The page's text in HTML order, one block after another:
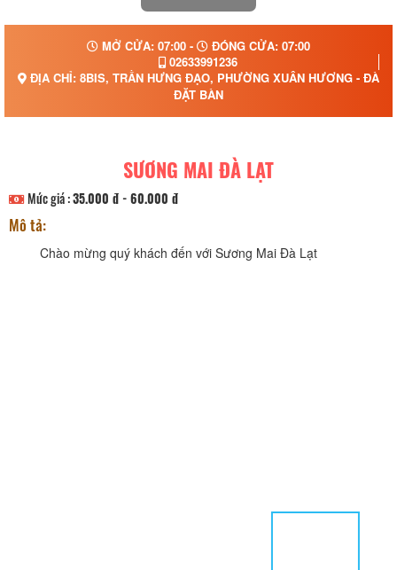
MỞ CỬA: 07:00 -
ĐÓNG CỬA: 07:00
02633991236
ĐỊA CHỈ: 8BIS, TRẦN HƯNG ĐẠO, PHƯỜNG XUÂN HƯƠNG - ĐÀ
ĐẶT BÀN
SƯƠNG MAI ĐÀ LẠT
Mức giá :35.000 đ - 60.000 đ
Mô tả:
Chào mừng quý khách đến với Sương Mai Đà Lạt